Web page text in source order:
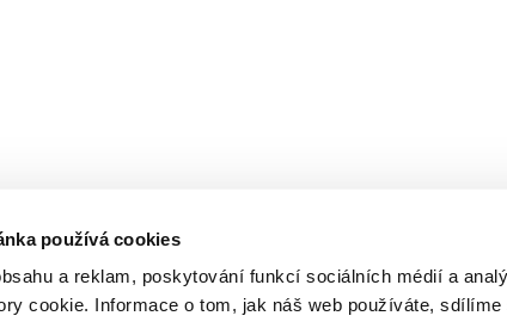
používá cookies
a reklam, poskytování funkcí sociálních médií a
cookie. Informace o tom, jak náš web používáte,